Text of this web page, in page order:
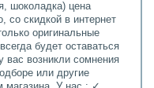
шоколадка) цена
со скидкой в интернет
оригинальные
будет оставаться
возникли сомнения
или другие